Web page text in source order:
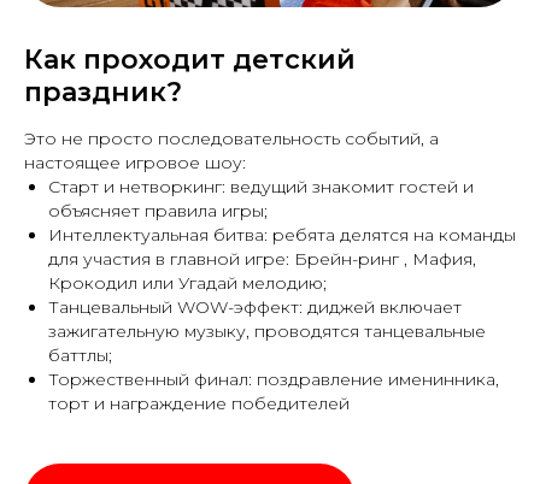
Как проходит детский
праздник?
Это не просто последовательность событий, а
настоящее игровое шоу:
Старт и нетворкинг: ведущий знакомит гостей и
объясняет правила игры;
Интеллектуальная битва: ребята делятся на команды
для участия в главной игре: Брейн-ринг , Мафия,
Крокодил или Угадай мелодию;
Танцевальный WOW-эффект: диджей включает
зажигательную музыку, проводятся танцевальные
баттлы;
Торжественный финал: поздравление именинника,
торт и награждение победителей